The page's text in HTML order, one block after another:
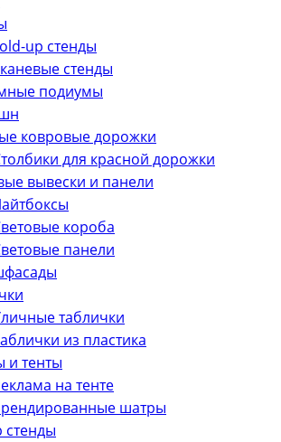
up стенды
стенды
подиумы
ковровые дорожки
для красной дорожки
вывески и панели
короба
панели
таблички
из пластика
и тенты
на тенте
шатры
стенды